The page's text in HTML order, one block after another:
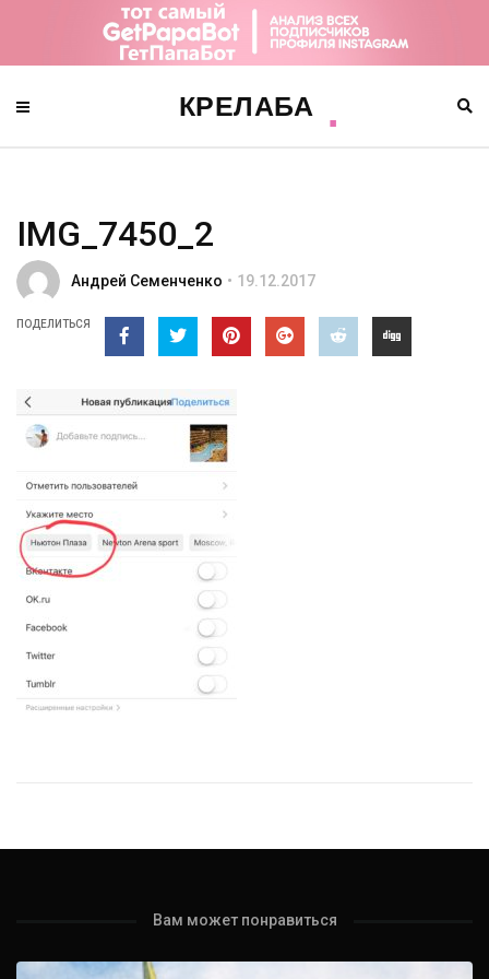
IMG_7450_2
Андрей Семенченко 19.12.2017
ПОДЕЛИТЬСЯ
Вам может понравиться